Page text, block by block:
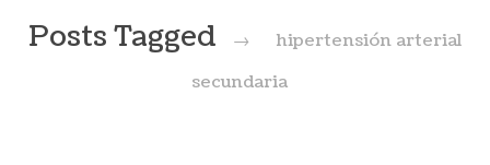
Posts Tagged →
hipertensión arterial
secundaria